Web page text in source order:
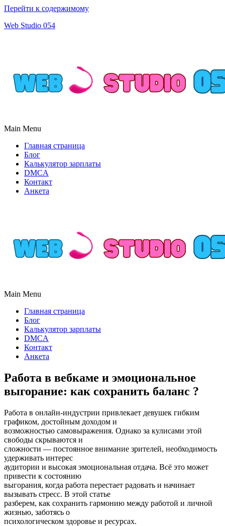
Перейти к содержимому
Web Studio 054
Main Menu
Главная страница
Блог
Калькулятор зарплаты
DMCA
Контакт
Анкета
Main Menu
Главная страница
Блог
Калькулятор зарплаты
DMCA
Контакт
Анкета
Работа в вебкаме и эмоциональное
выгорание: как сохранить баланс ?
Работа в онлайн-индустрии привлекает девушек гибким
графиком, достойным доходом и
возможностью самовыражения. Однако за кулисами этой
свободы скрываются и
сложности — постоянное внимание зрителей, необходимость
удерживать интерес
аудитории и высокая эмоциональная отдача. Всё это может
привести к состоянию
выгорания, когда работа перестает радовать и начинает
вызывать стресс. В этой статье
разберем, как сохранить гармонию между работой и личной
жизнью, заботясь о
психологическом здоровье и ресурсах.